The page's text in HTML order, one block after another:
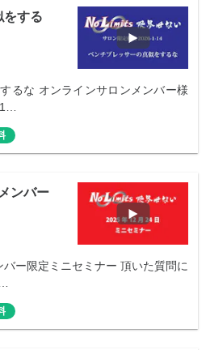
をする
るな オンラインサロンメンバー様
ンバー
ー限定ミニセミナー 頂いた質問に